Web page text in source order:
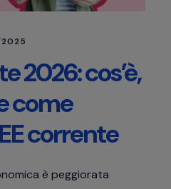
2025
2026: cos’è,
come
corrente
è peggiorata